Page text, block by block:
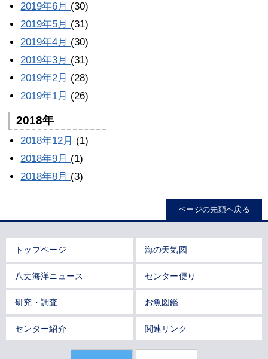
2019年6月 (30)
2019年5月 (31)
2019年4月 (30)
2019年3月 (31)
2019年2月 (28)
2019年1月 (26)
2018年
2018年12月 (1)
2018年9月 (1)
2018年8月 (3)
ページの先頭へ戻る
トップページ 海の天気図
八丈海洋ニュース センター便り
研究・調査 お魚図鑑
センター紹介 関連リンク